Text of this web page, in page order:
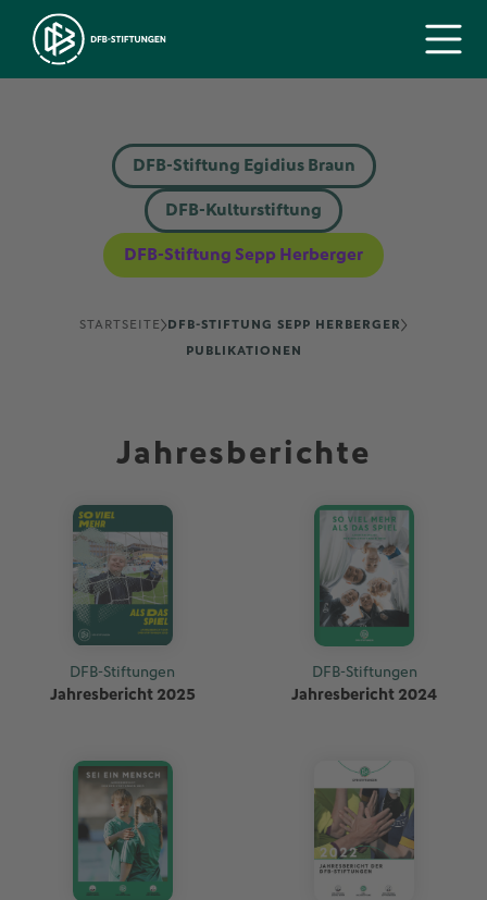
DFB-Stiftung Egidius Braun
DFB-Kulturstiftung
DFB-Stiftung Sepp Herberger
STARTSEITE
DFB-STIFTUNG SEPP HERBERGER
PUBLIKATIONEN
Jahresberichte
DFB-Stiftungen
Jahresbericht 2025
DFB-Stiftungen
Jahresbericht 2024